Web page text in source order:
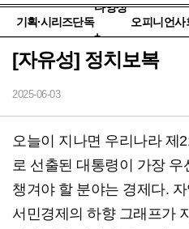
기획·시리즈단독
다양성
+
오피니언사
[자유성] 정치보복
2025-06-03
오늘이 지나면 우리나라 제
로 선출된 대통령이 가장
챙겨야 할 분야는 경제다.
서민경제의 하향 그래프가